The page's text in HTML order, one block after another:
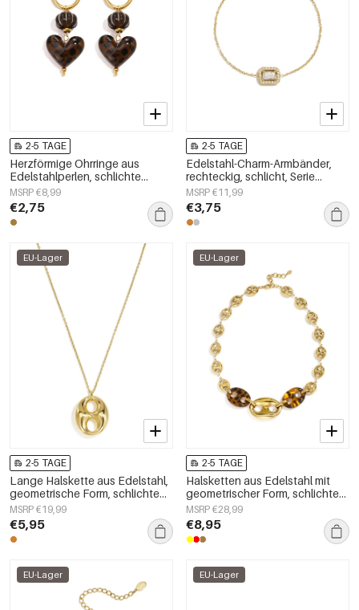
2-5 TAGE
Herzförmige Ohrringe aus
Edelstahlperlen, schlichte
Alltags-Serie, Damenschmuck
MSRP €8,99
€2,75
2-5 TAGE
Edelstahl-Charm-Armbänder,
rechteckig, schlicht, Serie
„Damenschmuck“
MSRP €11,99
€3,75
EU-Lager
2-5 TAGE
Lange Halskette aus Edelstahl,
geometrische Form, schlichte
Alltags-Serie, Damenschmuck
MSRP €19,99
€5,95
EU-Lager
2-5 TAGE
Halsketten aus Edelstahl mit
geometrischer Form, schlichte
Alltags-Serie, Damenschmuck
MSRP €28,99
€8,95
EU-Lager EU-Lager